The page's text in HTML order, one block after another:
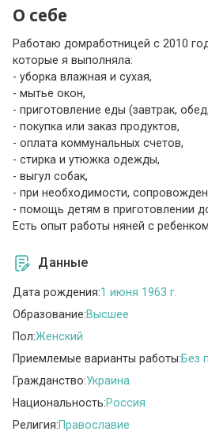
О себе
Работаю домработницей с 2010
которые я выполняла:
- уборка влажная и сухая,
- мытье окон,
- приготовление еды (завтрак,
- покупка или заказ продуктов,
- оплата коммунальных счетов,
- стирка и утюжка одежды,
- выгул собак,
- при необходимости,
- помощь детям в приготовлении
Есть опыт работы няней с
Данные
Дата рождения:1 июня 1963 г.
Образование:Высшее
Пол:Женский
Приемлемые варианты работы:Без
Гражданство:Украина
Национальность:Россия
Религия:Православие